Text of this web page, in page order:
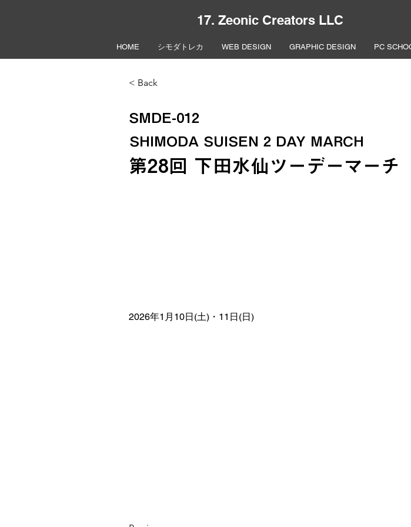
17. Zeonic Creators LLC
HOME シモダトレカ WEB DESIGN GRAPHIC DESIGN PC
< Back
SMDE-012
SHIMODA SUISEN 2 DAY MARCH
第28回 下田水仙ツーデーマーチ
2026年1月10日(土)・11日(日)